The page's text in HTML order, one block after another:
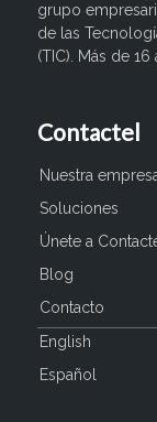
grupo
de las
(TIC). Más de
Contactel
Nuestra
Soluciones
Únete a
Blog
Contacto
English
Español